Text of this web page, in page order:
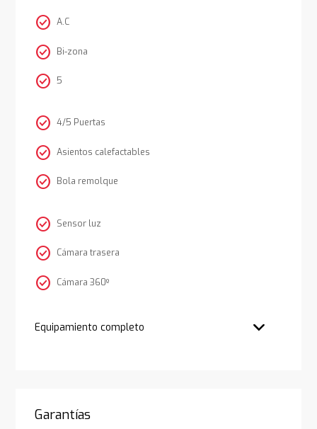
check_circle A.C
check_circle Bi-zona
check_circle 5
check_circle 4/5 Puertas
check_circle Asientos calefactables
check_circle Bola remolque
check_circle Sensor luz
check_circle Cámara trasera
check_circle Cámara 360º
Equipamiento completo
Garantías